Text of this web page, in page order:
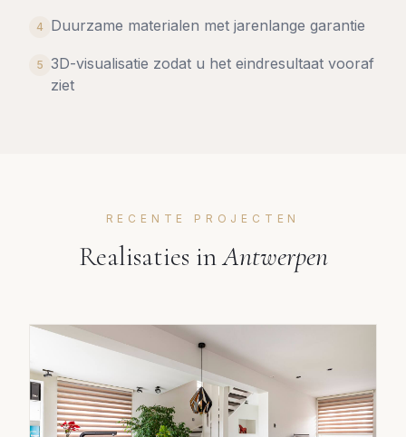
4 Duurzame materialen met jarenlange garantie
5 3D-visualisatie zodat u het eindresultaat vooraf
ziet
RECENTE PROJECTEN
Realisaties inAntwerpen